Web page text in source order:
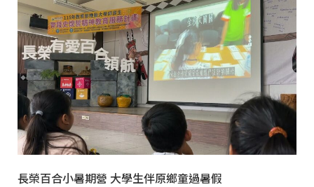
長榮百合小暑期營 大學生伴原鄉童過暑假